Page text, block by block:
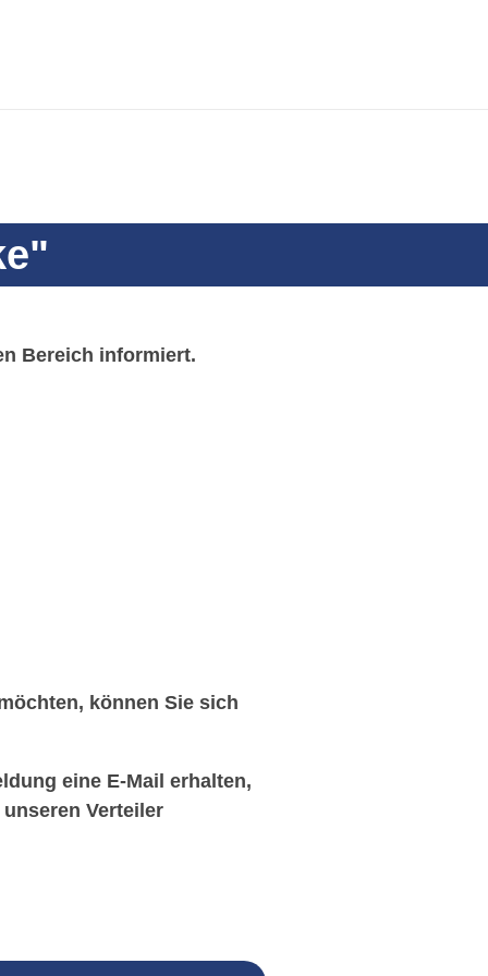
Bereich informiert.
können Sie sich
eine E-Mail erhalten,
Verteiler